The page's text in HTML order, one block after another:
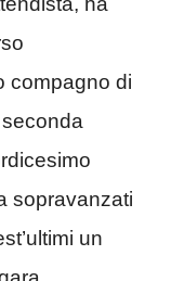
compagno di
sopravanzati
un